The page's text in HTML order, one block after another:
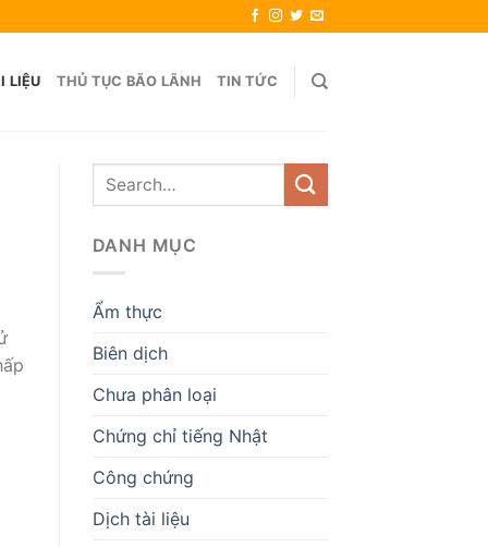
LIỆU THỦ TỤC BÃO LÃNH TIN TỨC
DANH MỤC
Ẩm thực
Biên dịch
Chưa phân loại
Chứng chỉ tiếng Nhật
Công chứng
Dịch tài liệu